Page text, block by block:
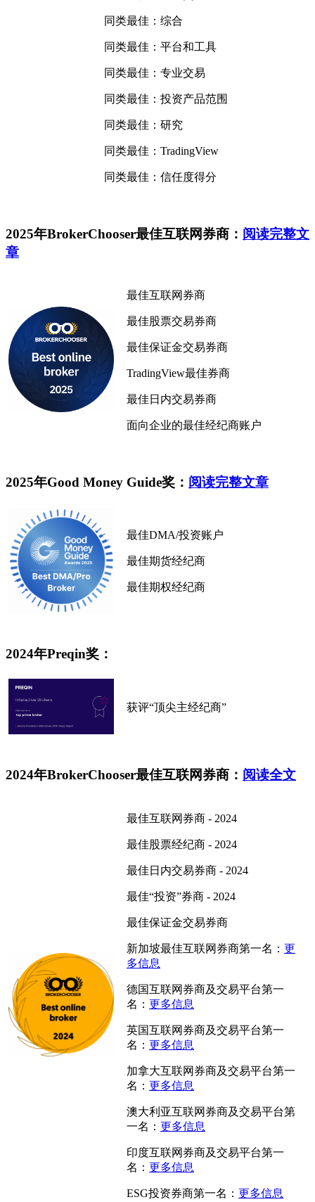
同类最佳：综合
同类最佳：平台和工具
同类最佳：专业交易
同类最佳：投资产品范围
同类最佳：研究
同类最佳：TradingView
同类最佳：信任度得分
2025年BrokerChooser最佳互联网券商： 阅读完整文
章
最佳互联网券商
最佳股票交易券商
最佳保证金交易券商
TradingView最佳券商
最佳日内交易券商
面向企业的最佳经纪商账户
2025年Good Money Guide奖： 阅读完整文章
最佳DMA/投资账户
最佳期货经纪商
最佳期权经纪商
2024年Preqin奖：
获评“顶尖主经纪商”
2024年BrokerChooser最佳互联网券商： 阅读全文
最佳互联网券商 - 2024
最佳股票经纪商 - 2024
最佳日内交易券商 - 2024
最佳“投资”券商 - 2024
最佳保证金交易券商
新加坡最佳互联网券商第一名： 更
多信息
德国互联网券商及交易平台第一
名： 更多信息
英国互联网券商及交易平台第一
名： 更多信息
加拿大互联网券商及交易平台第一
名： 更多信息
澳大利亚互联网券商及交易平台第
一名： 更多信息
印度互联网券商及交易平台第一
名： 更多信息
ESG投资券商第一名： 更多信息